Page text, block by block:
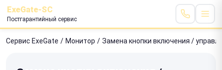
ExeGate-SC
Постгарантийный сервис
Сервис ExeGate / Монитор / Замена кнопки включения /